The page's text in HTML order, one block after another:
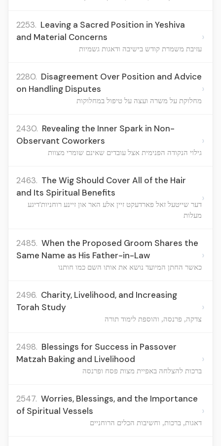
2253. Leaving a Sacred Position in Yeshiva
and Material Concerns
עזיבת משמרת קודש בישיבה ודאגות גשמיות
›
2280. Disagreement Over Position and Advice
on Handling Disputes
מחלוקת על משרה ועצה על טיפול במחלוקות
›
2430. Revealing the Inner Spark in Non-
Observant Coworkers
גילוי הנקודה הפנימית אצל עובדים שאינם שומרי מצוות
›
2463. The Wig Should Cover All of the Hair
and Its Spiritual Benefits
דער שייטעל זאל פארדעקט זיין אלע האר און זיינע רוחניות'דיגע
מעלות
›
2485. When the Proposed Groom Shares the
Same Name as His Father-in-Law
כאשר החתן המיועד נושא את אותו השם כמו חותנו
›
2496. Charity, Livelihood, and Increasing
Torah Study
צדקה, פרנסה, והוספת לימוד תורה
›
2498. Blessings for Success in Passover
Matzah Baking and Livelihood
ברכות להצלחה באפיית מצות פסח ופרנסה
›
2547. Worries, Blessings, and the Importance
of Spiritual Vessels
דאגות, ברכות, וחשיבות הכלים הרוחניים
›